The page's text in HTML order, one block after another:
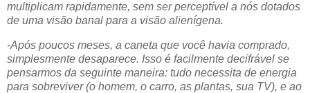
multiplicam rapidamente, sem ser perceptível a nós dotados
de uma visão banal para a visão alienígena.
-Após poucos meses, a caneta que você havia comprado,
simplesmente desaparece. Isso é facilmente decifrável se
pensarmos da seguinte maneira: tudo necessita de energia
para sobreviver (o homem, o carro, as plantas, sua TV), e ao